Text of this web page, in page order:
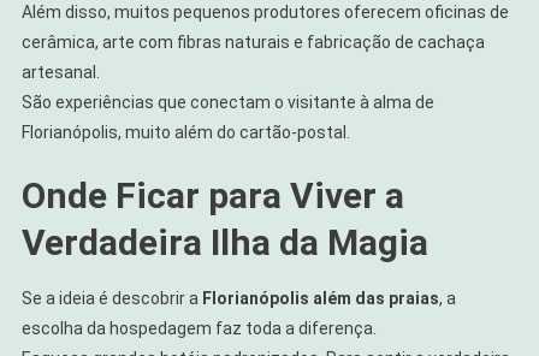
Além disso, muitos pequenos produtores oferecem oficinas de
cerâmica, arte com fibras naturais e fabricação de cachaça
artesanal.
São experiências que conectam o visitante à alma de
Florianópolis, muito além do cartão-postal.
Onde Ficar para Viver a
Verdadeira Ilha da Magia
Se a ideia é descobrir a Florianópolis além das praias, a
escolha da hospedagem faz toda a diferença.